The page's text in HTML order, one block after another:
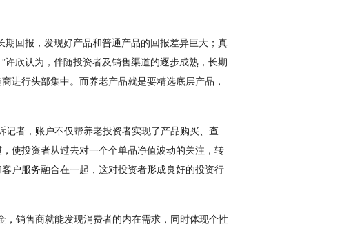
回报，发现好产品和普通产品的回报差异巨大；真
欣认为，伴随投资者及销售渠道的逐步成熟，长期
进行头部集中。而养老产品就是要精选底层产品，
记者，账户不仅帮养老投资者实现了产品购买、查
使投资者从过去对一个个单品净值波动的关注，转
户服务融合在一起，这对投资者形成良好的投资行
，销售商就能发现消费者的内在需求，同时体现个性